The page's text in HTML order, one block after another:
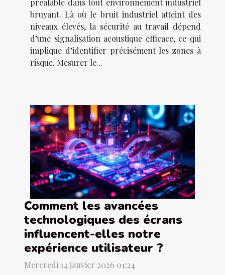
bruyant. Là où le bruit industriel atteint des
niveaux élevés, la sécurité au travail dépend
d’une signalisation acoustique efficace, ce qui
implique d’identifier précisément les zones à
risque. Mesurer le...
Comment les avancées
technologiques des écrans
influencent-elles notre
expérience utilisateur ?
Mercredi 14 janvier 2026 01:24